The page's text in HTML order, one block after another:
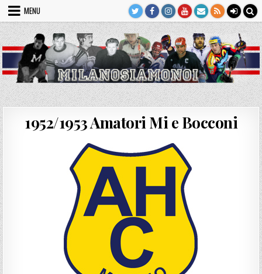
Skip
content
MENU
1952/1953 Amatori Mi e Bocconi